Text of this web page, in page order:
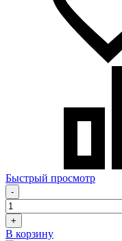
Быстрый просмотр
-
+
В корзину